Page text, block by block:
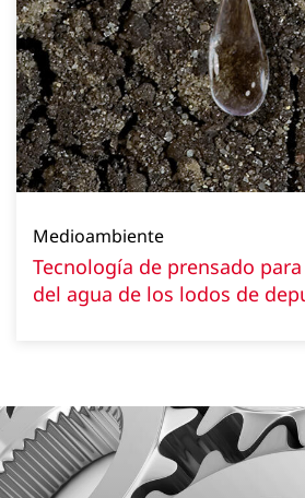
Medioambiente
Tecnología de prensado
del agua de los lodos de